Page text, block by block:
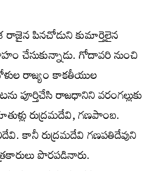
రాజైన పినచోడుని కుమార్తెలైన
చేసుకున్నాడు. గోదావరి నుంచి
రాజ్యం కాకతీయుల
పూర్తిచేసి రాజధానిని వరంగల్లుకు
రుద్రమదేవి, గణపాంబ.
కానీ రుద్రమదేవి గణపతిదేవుని
పొరపడినారు.